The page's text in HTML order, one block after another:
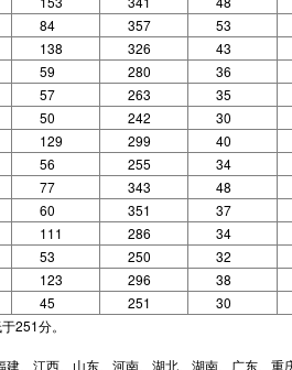
84 357 53
138 326 43
59 280 36
57 263 35
50 242 30
129 299 40
56 255 34
77 343 48
60 351 37
111 286 34
53 250 32
123 296 38
45 251 30
251分。
、江西、山东、河南、湖北、湖南、广东、重